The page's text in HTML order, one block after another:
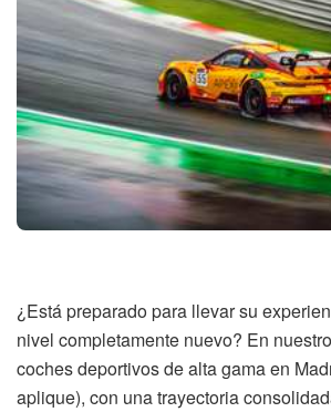
¿Está preparado para llevar su
nivel completamente nuevo? En
coches deportivos de alta gama en
aplique), con una trayectoria